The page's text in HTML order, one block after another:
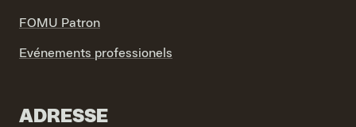
FOMU Patron
Evénements professionels
ADRESSE